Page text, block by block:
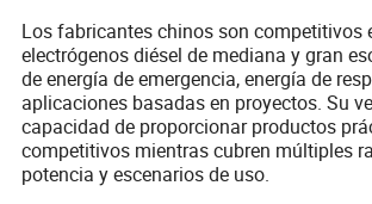
Los fabricantes chinos son competitivos
electrógenos diésel de mediana y gran
de energía de emergencia, energía de
aplicaciones basadas en proyectos. Su
capacidad de proporcionar productos
competitivos mientras cubren múltiples
potencia y escenarios de uso.